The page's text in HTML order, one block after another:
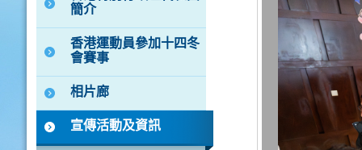
簡介
香港運動員參加十四冬
會賽事
相片廊
宣傳活動及資訊